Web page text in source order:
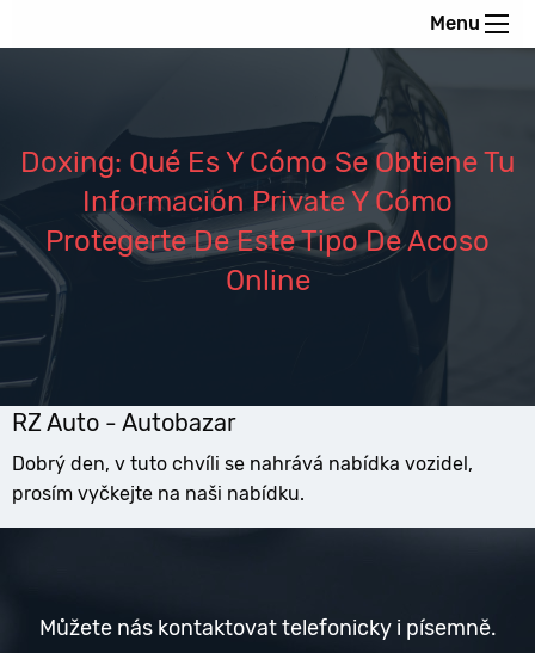
Menu
Doxing: Qué Es Y Cómo Se Obtiene Tu
Información Private Y Cómo
Protegerte De Este Tipo De Acoso
Online
RZ Auto - Autobazar
Dobrý den, v tuto chvíli se nahrává nabídka vozidel,
prosím vyčkejte na naši nabídku.
Můžete nás kontaktovat telefonicky i písemně.